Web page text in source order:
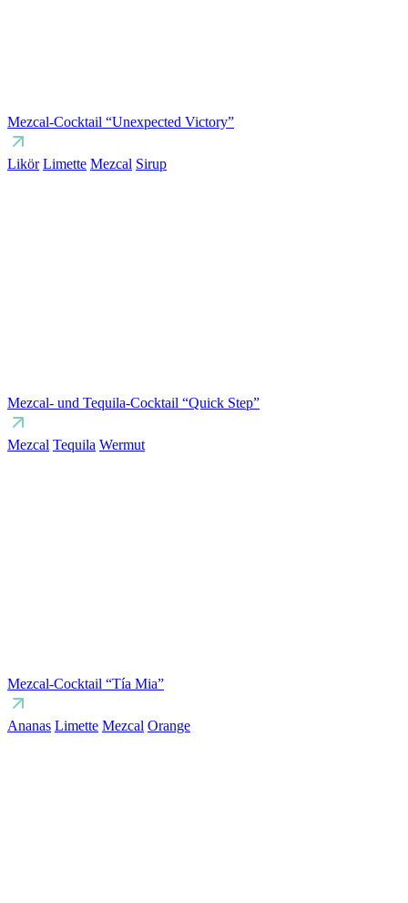
Mezcal-Cocktail “Unexpected Victory”
Likör Limette Mezcal Sirup
Mezcal- und Tequila-Cocktail “Quick Step”
Mezcal Tequila Wermut
Mezcal-Cocktail “Tía Mia”
Ananas Limette Mezcal Orange